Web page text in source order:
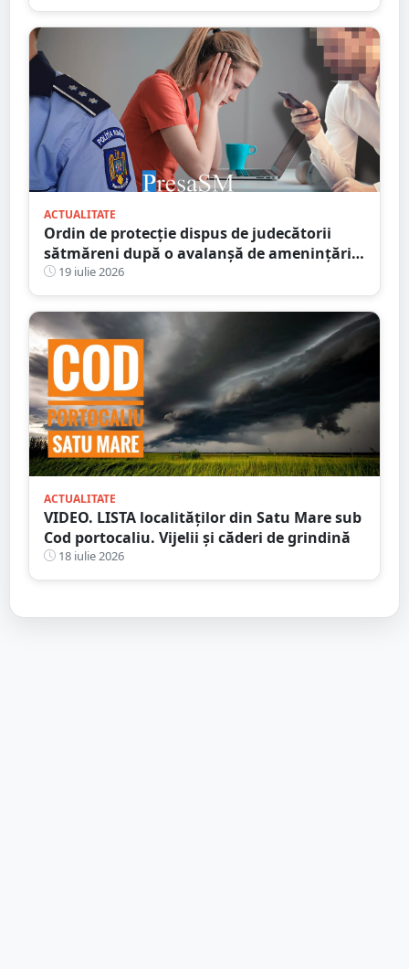
ACTUALITATE
Ordin de protecție dispus de judecătorii
sătmăreni după o avalanșă de amenințări
online. Răzbunarea unui fiu pe amanta
tatălui infidel
19 iulie 2026
ACTUALITATE
VIDEO. LISTA localităților din Satu Mare sub
Cod portocaliu. Vijelii și căderi de grindină
18 iulie 2026